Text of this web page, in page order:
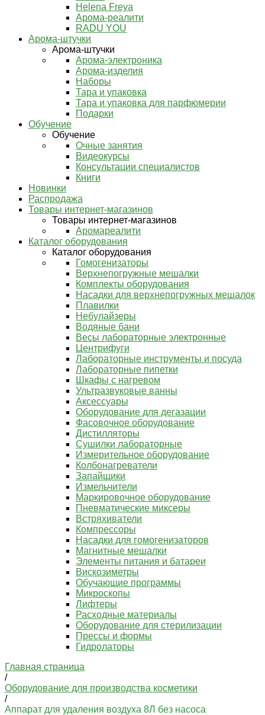
Helena Freya
Арома-реалити
RADU YOU
Арома-штучки
Арома-штучки
Арома-электроника
Арома-изделия
Наборы
Тара и упаковка
Тара и упаковка для парфюмерии
Подарки
Обучение
Обучение
Очные занятия
Видеокурсы
Консультации специалистов
Книги
Новинки
Распродажа
Товары интернет-магазинов
Товары интернет-магазинов
Аромареалити
Каталог оборудования
Каталог оборудования
Гомогенизаторы
Верхнепогружные мешалки
Комплекты оборудования
Насадки для верхнепогружных мешалок
Плавилки
Небулайзеры
Водяные бани
Весы лабораторные электронные
Центрифуги
Лабораторные инструменты и посуда
Лабораторные пипетки
Шкафы с нагревом
Ультразвуковые ванны
Аксессуары
Оборудование для дегазации
Фасовочное оборудование
Дистилляторы
Сушилки лабораторные
Измерительное оборудование
Колбонагреватели
Запайщики
Измельчители
Маркировочное оборудование
Пневматические миксеры
Встряхиватели
Компрессоры
Насадки для гомогенизаторов
Магнитные мешалки
Элементы питания и батареи
Вискозиметры
Обучающие программы
Микроскопы
Лифтеры
Расходные материалы
Оборудование для стерилизации
Прессы и формы
Гидролаторы
Главная страница
/
Оборудование для производства косметики
/
Аппарат для удаления воздуха 8Л без насоса